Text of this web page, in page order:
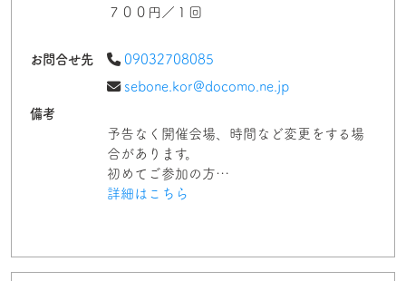
７００円／１回
お問合せ先
09032708085
sebone.kor@docomo.ne.jp
備考
予告なく開催会場、時間など変更をする場
合があります。
初めてご参加の方…
詳細はこちら